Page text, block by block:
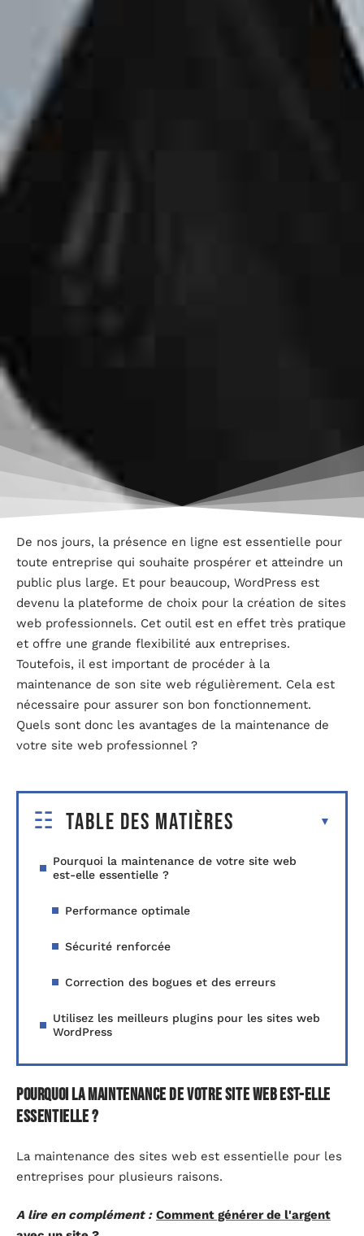
De nos jours, la présence en ligne est essentielle pour
toute entreprise qui souhaite prospérer et atteindre un
public plus large. Et pour beaucoup, WordPress est
devenu la plateforme de choix pour la création de sites
web professionnels. Cet outil est en effet très pratique
et offre une grande flexibilité aux entreprises.
Toutefois, il est important de procéder à la
maintenance de son site web régulièrement. Cela est
nécessaire pour assurer son bon fonctionnement.
Quels sont donc les avantages de la maintenance de
votre site web professionnel ?
Table des matières
Pourquoi la maintenance de votre site web
est-elle essentielle ?
Performance optimale
Sécurité renforcée
Correction des bogues et des erreurs
Utilisez les meilleurs plugins pour les sites web
WordPress
Pourquoi la maintenance de votre site web est-elle
essentielle ?
La maintenance des sites web est essentielle pour les
entreprises pour plusieurs raisons.
A lire en complément : Comment générer de l'argent